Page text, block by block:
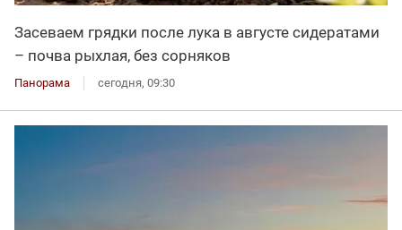
Засеваем грядки после лука в августе сидератами
– почва рыхлая, без сорняков
Панорама сегодня, 09:30